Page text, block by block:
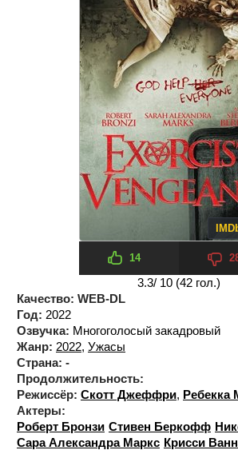
14
3.3/ 10 (42 гол.)
Качество: WEB-DL
Год: 2022
Озвучка: Многоголосый закадровый
Жанр: 2022, Ужасы
Страна: -
Продолжительность:
Режиссёр: Скотт Джеффри, Ребекка
Актеры:
Роберт Бронзи Стивен Беркофф
Сара Александра Маркс Крисси